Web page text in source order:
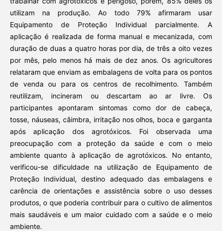
utilizam na produção. Ao todo 79% afirmaram usar
Equipamento de Proteção Individual parcialmente. A
aplicação é realizada de forma manual e mecanizada, com
duração de duas a quatro horas por dia, de três a oito vezes
por mês, pelo menos há mais de dez anos. Os agricultores
relataram que enviam as embalagens de volta para os pontos
de venda ou para os centros de recolhimento. Também
reutilizam, incineram ou descartam ao ar livre. Os
participantes apontaram sintomas como dor de cabeça,
tosse, náuseas, câimbra, irritação nos olhos, boca e garganta
após aplicação dos agrotóxicos. Foi observada uma
preocupação com a proteção da saúde e com o meio
ambiente quanto à aplicação de agrotóxicos. No entanto,
verificou-se dificuldade na utilização de Equipamento de
Proteção Individual, destino adequado das embalagens e
carência de orientações e assistência sobre o uso desses
produtos, o que poderia contribuir para o cultivo de alimentos
mais saudáveis e um maior cuidado com a saúde e o meio
ambiente.